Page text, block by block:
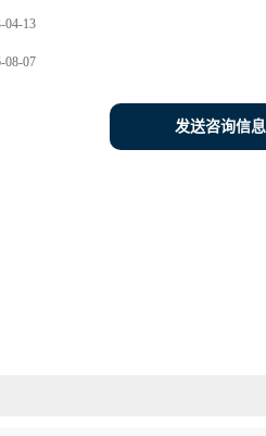
04-13
08-07
发送咨询信息